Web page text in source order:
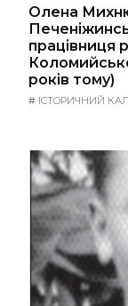
Олена
працівниця
років тому)
# ІСТОРИЧНИЙ